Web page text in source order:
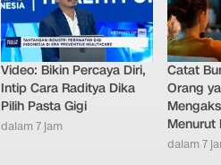
Video: Bikin Percaya Diri,
Intip Cara Raditya Dika
Pilih Pasta Gigi
dalam 7 jam
Catat
Orang
Menurut
dalam 7